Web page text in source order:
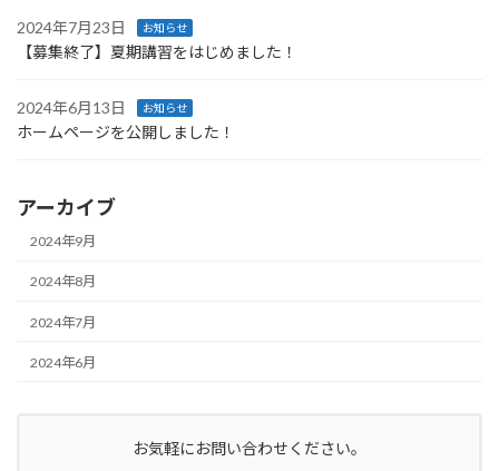
2024年7月23日 お知らせ
【募集終了】夏期講習をはじめました！
2024年6月13日 お知らせ
ホームページを公開しました！
アーカイブ
2024年9月
2024年8月
2024年7月
2024年6月
お気軽にお問い合わせください。